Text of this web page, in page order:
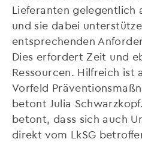
Lieferanten gelegentlich
und sie dabei
entsprechenden
Dies erfordert Zeit und
Ressourcen. Hilfreich ist
Vorfeld
betont Julia
betont, dass sich auch
direkt vom LkSG